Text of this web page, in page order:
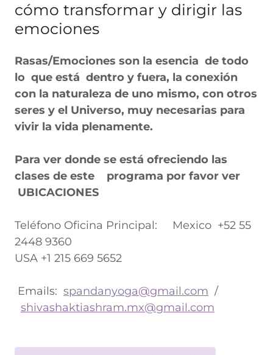
cómo transformar y dirigir las
emociones
Rasas/Emociones son la esencia de todo
lo que está dentro y fuera, la conexión
con la naturaleza de uno mismo, con otros
seres y el Universo, muy necesarias para
vivir la vida plenamente.
Para ver donde se está ofreciendo las
clases de este programa por favor ver
UBICACIONES
Teléfono Oficina Principal: Mexico +52 55
2448 9360
USA +1 215 669 5652
Emails: spandanyoga@gmail.com /
shivashaktiashram.mx@gmail.com